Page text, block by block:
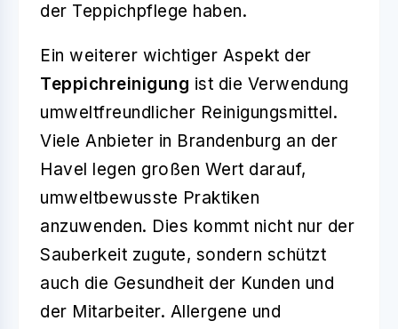
der Teppichpflege haben.
Ein weiterer wichtiger Aspekt der
Teppichreinigung ist die Verwendung
umweltfreundlicher Reinigungsmittel.
Viele Anbieter in Brandenburg an der
Havel legen großen Wert darauf,
umweltbewusste Praktiken
anzuwenden. Dies kommt nicht nur der
Sauberkeit zugute, sondern schützt
auch die Gesundheit der Kunden und
der Mitarbeiter. Allergene und